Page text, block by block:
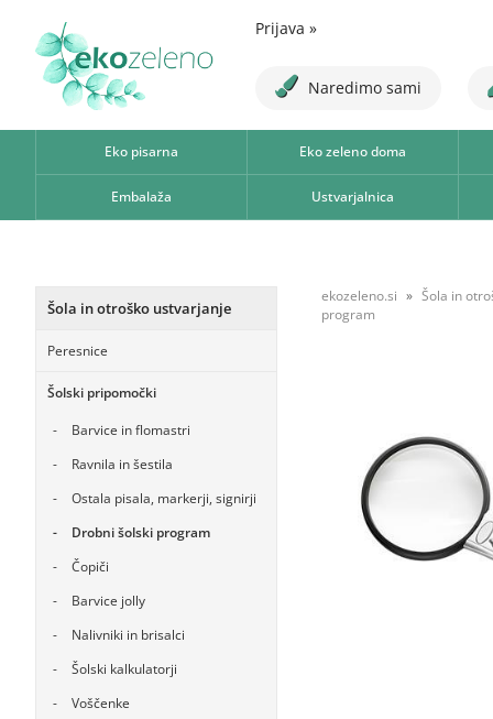
Prijava »
Naredimo sami
Eko pisarna Eko zeleno doma
Embalaža Ustvarjalnica
Šola in otroško ustvarjanje
Peresnice
Šolski pripomočki
Barvice in flomastri
Ravnila in šestila
Ostala pisala, markerji, signirji
Drobni šolski program
Čopiči
Barvice jolly
Nalivniki in brisalci
Šolski kalkulatorji
Voščenke
ekozeleno.si
Šola in
program